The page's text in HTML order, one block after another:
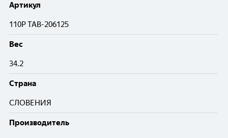
Артикул
110P TAB-206125
Вес
34.2
Cтрана
СЛОВЕНИЯ
Производитель